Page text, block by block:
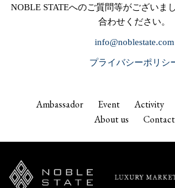
NOBLE STATEへのご質問等がございま
合わせください。
info@noblestate.com
プライバシーポリシ
Ambassador Event Activity
About us
Contact